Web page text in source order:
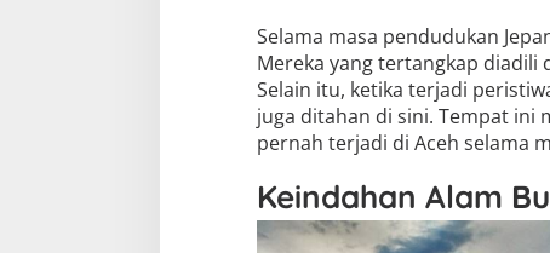
Selama masa pendudukan
Mereka yang tertangkap diadili
Selain itu, ketika terjadi
juga ditahan di sini. Tempat ini
pernah terjadi di Aceh selama
Keindahan Alam